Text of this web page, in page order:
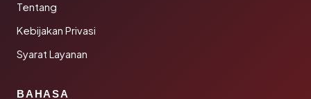
Tentang
Kebijakan Privasi
Syarat Layanan
BAHASA